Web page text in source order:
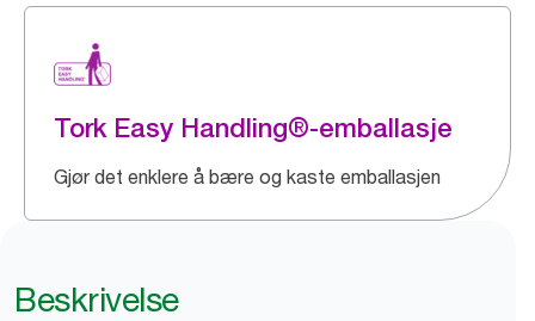
Tork Easy Handling®-emballasje
Gjør det enklere å bære og kaste emballasjen
Beskrivelse